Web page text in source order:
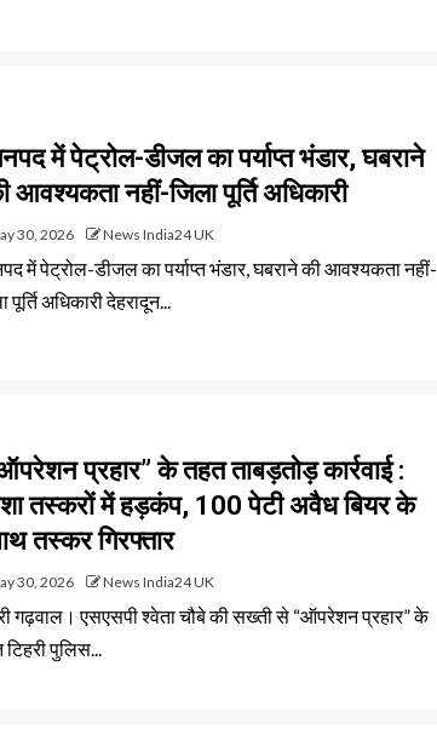
में पेट्रोल-डीजल का पर्याप्त भंडार, घबराने
आवश्यकता नहीं-जिला पूर्ति अधिकारी
30, 2026 News India24 UK
में पेट्रोल-डीजल का पर्याप्त भंडार, घबराने की आवश्यकता नहीं-
पूर्ति अधिकारी देहरादून...
प्रहार” के तहत ताबड़तोड़ कार्रवाई :
तस्करों में हड़कंप, 100 पेटी अवैध बियर के
तस्कर गिरफ्तार
30, 2026 News India24 UK
गढ़वाल। एसएसपी श्वेता चौबे की सख्ती से “ऑपरेशन प्रहार” के
पुलिस...